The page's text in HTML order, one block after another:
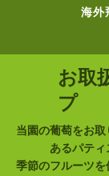
海外
お取
プ
当園の葡萄をお
あるパティ
季節のフルーツ